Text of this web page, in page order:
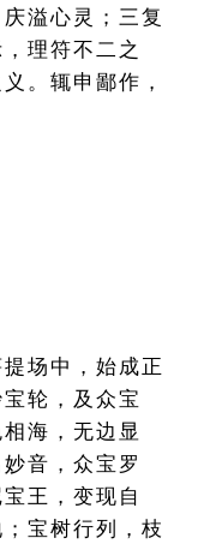
溢心灵；三复
理符不二之
。辄申鄙作，
场中，始成正
轮，及众宝
海，无边显
音，众宝罗
王，变现自
宝树行列，枝